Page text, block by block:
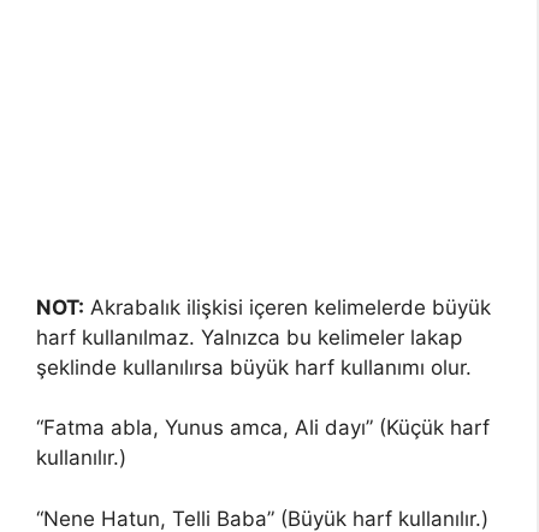
NOT: Akrabalık ilişkisi içeren kelimelerde büyük
harf kullanılmaz. Yalnızca bu kelimeler lakap
şeklinde kullanılırsa büyük harf kullanımı olur.
“Fatma abla, Yunus amca, Ali dayı” (Küçük harf
kullanılır.)
“Nene Hatun, Telli Baba” (Büyük harf kullanılır.)